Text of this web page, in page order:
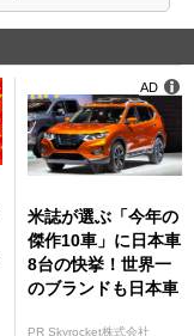
米誌が選ぶ「今年の
傑作10車」に日本車
8台の快挙！世界一
のブランドも日本車
PR Skyrocket株式会社
AD